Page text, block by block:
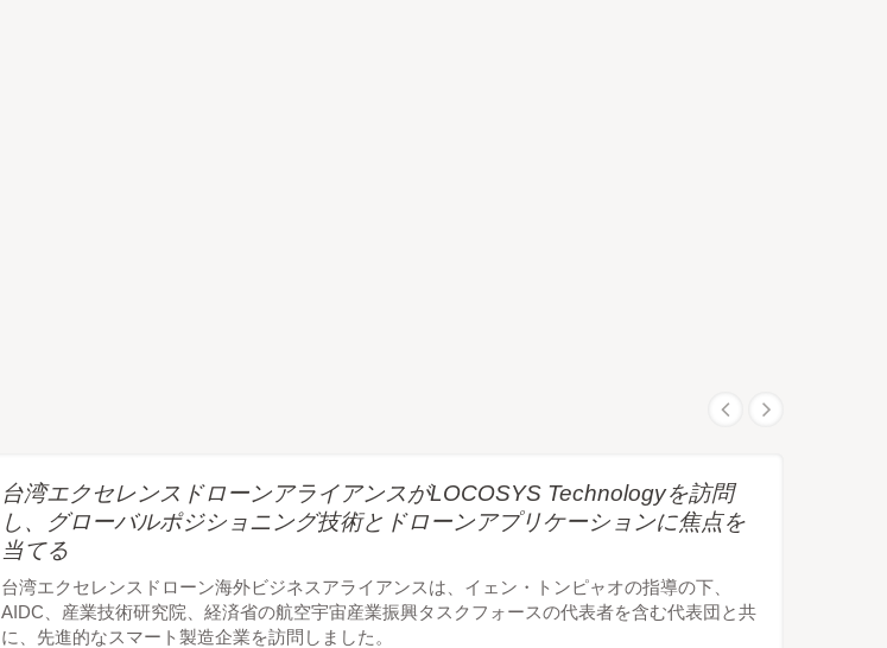
台湾エクセレンスドローンアライアンスがLOCOSYS Technologyを訪問
し、グローバルポジショニング技術とドローンアプリケーションに焦点を
当てる
台湾エクセレンスドローン海外ビジネスアライアンスは、イェン・トンピャオの指導の下、
AIDC、産業技術研究院、経済省の航空宇宙産業振興タスクフォースの代表者を含む代表団と共
に、先進的なスマート製造企業を訪問しました。